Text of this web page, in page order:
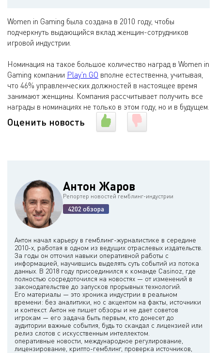
Women in Gaming была создана в 2010 году, чтобы
подчеркнуть выдающийся вклад женщин-сотрудников
игровой индустрии.
Номинация на такое большое количество наград в Women in
Gaming компании Play'n GO вполне естественна, учитывая,
что 46% управленческих должностей в настоящее время
занимают женщины. Компания рассчитывает получить все
награды в номинациях не только в этом году, но и в будущем.
Оценить новость
Антон Жаров
Репортер новостей гемблинг-индустрии
4202 обзора
Антон начал карьеру в гемблинг-журналистике в середине
2010-х, работая в одном из ведущих отраслевых издательств.
За годы он отточил навыки оперативной работы с
информацией, научившись выделять суть событий из потока
данных. В 2018 году присоединился к команде Casinoz, где
полностью сосредоточился на новостях — от изменений в
законодательстве до запусков прорывных технологий.
Его материалы — это хроника индустрии в реальном
времени: без аналитики, но с акцентом на факты, источники
и контекст. Антон не пишет обзоры и не дает советов
игрокам — его задача быть первым, кто донесет до
аудитории важные события, будь то скандал с лицензией или
релиз слотов с искусственным интеллектом.
оперативные новости, международное регулирование,
лицензирование, крипто-гемблинг, проверка источников,